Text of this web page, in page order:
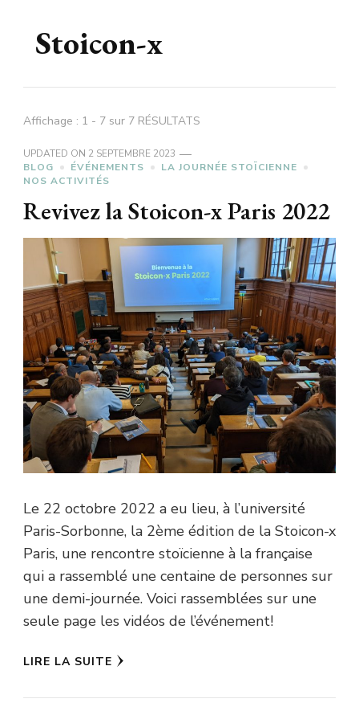
Stoicon-x
Affichage : 1 - 7 sur 7 RÉSULTATS
UPDATED ON 2 SEPTEMBRE 2023
BLOG
ÉVÉNEMENTS
LA JOURNÉE STOÏCIENNE
NOS ACTIVITÉS
Revivez la Stoicon-x Paris 2022
Le 22 octobre 2022 a eu lieu, à l’université
Paris-Sorbonne, la 2ème édition de la Stoicon-x
Paris, une rencontre stoïcienne à la française
qui a rassemblé une centaine de personnes sur
une demi-journée. Voici rassemblées sur une
seule page les vidéos de l’événement!
LIRE LA SUITE